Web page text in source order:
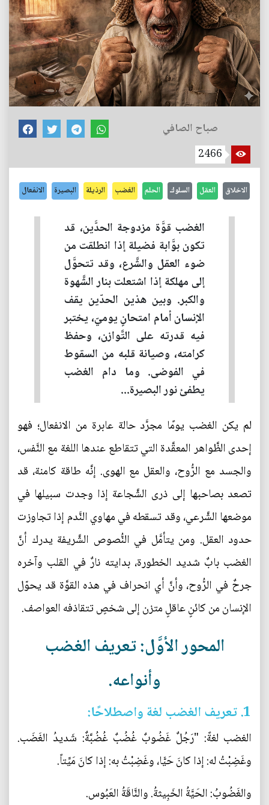
صباح الصافي
2466
الاخلاق العقل السلوك الحلم الغضب الرذيلة البصيرة الانفعال
الغضب قوَّة مزدوجة الحدَّين، قد
تكون بوَّابة فضيلة إذا انطلقت من
ضوء العقل والشَّرع، وقد تتحوَّل
إلى مهلكة إذا اشتعلت بنار الشَّهوة
والكبر. وبين هذين الحدّين يقف
الإنسان أمام امتحانٍ يوميّ، يختبر
فيه قدرته على التَّوازن، وحفظ
كرامته، وصيانة قلبه من السقوط
في الفوضى. وما دام الغضب
يطفئ نور البصيرة...
لم يكن الغضب يومًا مجرَّد حالة عابرة من الانفعال؛ فهو
إحدى الظَّواهر المعقَّدة التي تتقاطع عندها اللغة مع النَّفس،
والجسد مع الرُّوح، والعقل مع الهوى. إنَّه طاقة كامنة، قد
تصعد بصاحبها إلى ذرى الشَّجاعة إذا وجدت سبيلها في
موضعها الشَّرعي، وقد تسقطه في مهاوي النَّدم إذا تجاوزت
حدود العقل. ومن يتأمَّل في النُّصوص الشَّريفة يدرك أنَّ
الغضب بابٌ شديد الخطورة، بدايته نارٌ في القلب وآخره
جرحٌ في الرُّوح، وأنَّ أي انحراف في هذه القوَّة قد يحوّل
الإنسان من كائنٍ عاقلٍ متزن إلى شخصٍ تتقاذفه العواصف.
المحور الأوَّل: تعريف الغضب
وأنواعه.
1. تعريف الغضب لغة واصطلاحًا:
الغضب لغةً: "رَجُلٌ غَضُوبٌ غُضُبٌ غُضُبَّةٌ: شَديدُ الغَضَب.
وغَضِبْتُ له: إذا كانَ حَيًّا، وغَضِبْتُ به: إذا كانَ مَيِّتاً.
والغَضُوبُ: الحَيَّةُ الخَبِيثةُ. والنَّاقَةُ العَبُوس.